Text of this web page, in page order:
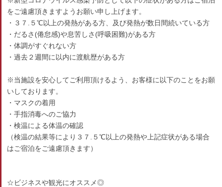
をご遠慮頂きますようお願い申し上げます。
・３７.５℃以上の発熱がある方、及び発熱が数日間続いている方
・だるさ(倦怠感)や息苦しさ(呼吸困難)がある方
・体調がすぐれない方
・過去２週間に以内に渡航歴がある方
※当施設を安心してご利用頂けるよう、お客様に以下のことをお願
いしております。
・マスクの着用
・手指消毒へのご協力
・検温による体温の確認
（検温の結果等により３７.５℃以上の発熱や上記症状がある場合
はご宿泊をご遠慮頂きます）
☆ビジネスや観光にオススメ◎